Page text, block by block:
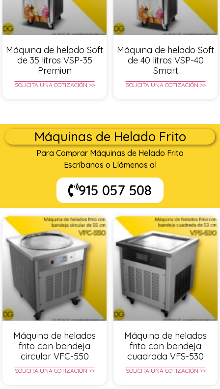
Máquina de helado Soft
de 35 litros VSP-35
Premiun
SOLICITA UNA COTIZACIÓN >>
Máquina de helado Soft
de 40 litros VSP-40
Smart
SOLICITA UNA COTIZACIÓN >>
Máquinas de Helado Frito
Para Comprar Máquinas de Helado Frito
Escríbanos o Llámenos al
915 057 508
Máquina de helados
frito con bandeja
circular VFC-550
SOLICITA UNA COTIZACIÓN >>
Máquina de helados
frito con bandeja
cuadrada VFS-530
SOLICITA UNA COTIZACIÓN >>